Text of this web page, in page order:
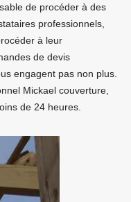
de procéder à des
professionnels,
à leur
de devis
engagent pas non plus.
Mickael couverture,
de 24 heures.